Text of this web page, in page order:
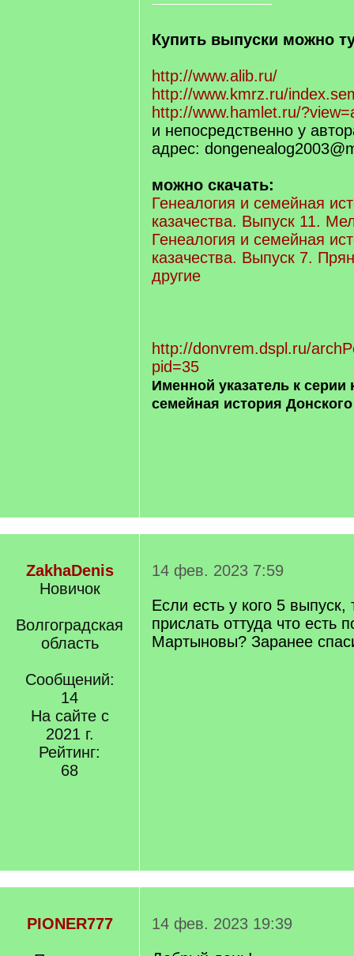
Купить выпуски можно
http://www.alib.ru/
http://www.kmrz.ru/
http://www.hamlet.ru/
и непосредственно у
адрес:
можно скачать:
Генеалогия и семейная
казачества. Выпуск 11.
Генеалогия и семейная
казачества. Выпуск 7.
другие
http://donvrem.dspl.ru/
pid=35
Именной указатель к серии
семейная история Донского
ZakhaDenis
Новичок
Волгоградская
область
Сообщений:
14
На сайте с
2021 г.
Рейтинг:
68
14 фев. 2023 7:59
Если есть у кого 5 выпуск,
прислать оттуда что есть
Мартыновы? Заранее
PIONER777
14 фев. 2023 19:39